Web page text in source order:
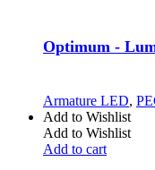
Optimum -
Armature LED,
Add to Wishlist
Add to Wishlist
Add to cart